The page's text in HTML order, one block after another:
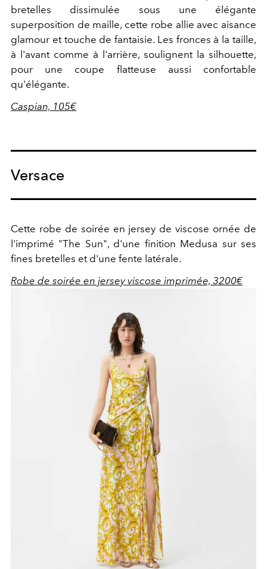
bretelles dissimulée sous une élégante
superposition de maille, cette robe allie avec aisance
glamour et touche de fantaisie. Les fronces à la taille,
à l'avant comme à l'arrière, soulignent la silhouette,
pour une coupe flatteuse aussi confortable
qu'élégante.
Caspian, 105€
Versace
Cette robe de soirée en jersey de viscose ornée de
l'imprimé "The Sun", d'une finition Medusa sur ses
fines bretelles et d'une fente latérale.
Robe de soirée en jersey viscose imprimée, 3200€